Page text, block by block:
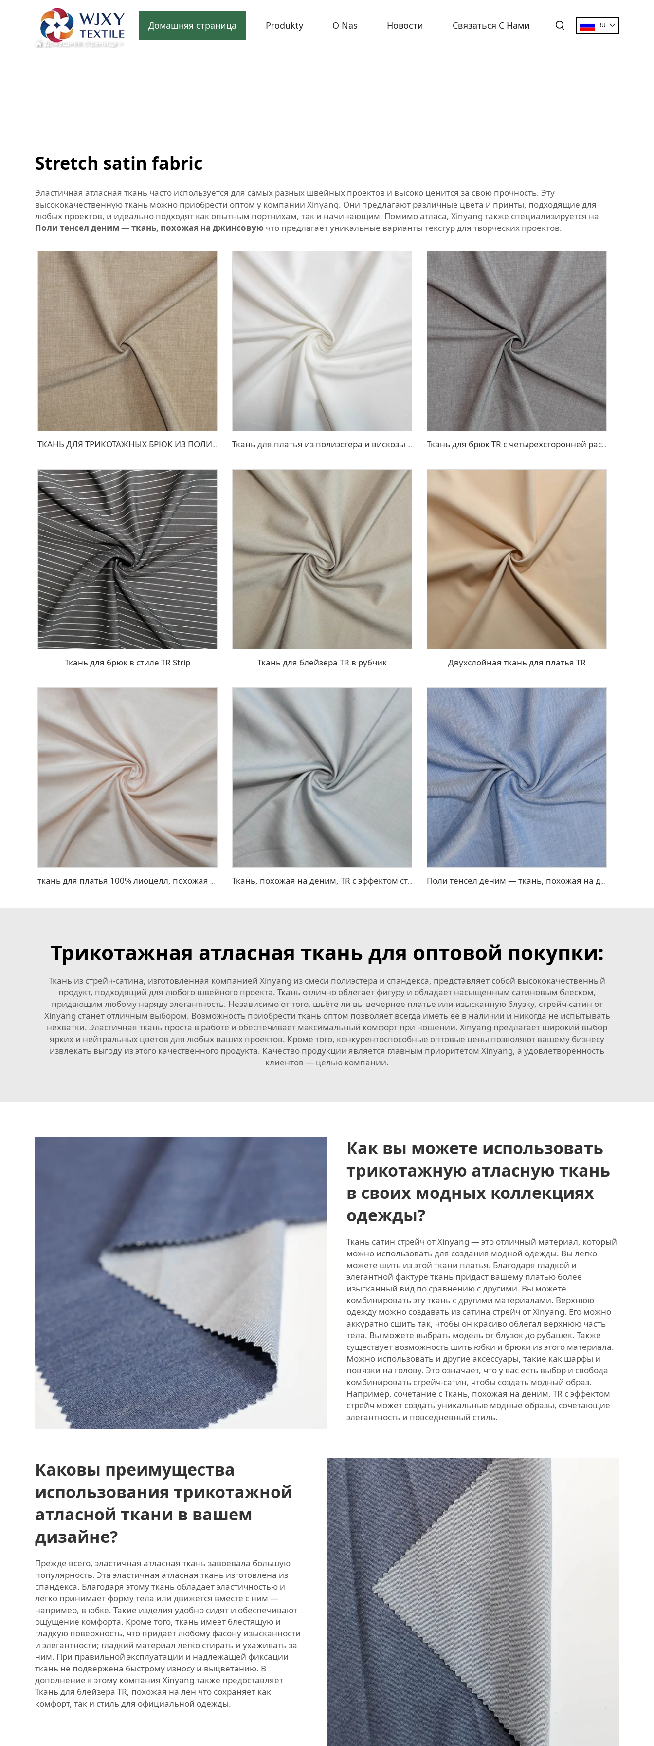
Домашняя страница Produkty O Nas Новости Связаться С Нами RU
Домашняя страница>
Stretch satin fabric
Эластичная атласная ткань часто используется для самых разных швейных проектов и высоко ценится за свою прочность. Эту
высококачественную ткань можно приобрести оптом у компании Xinyang. Они предлагают различные цвета и принты, подходящие для
любых проектов, и идеально подходят как опытным портнихам, так и начинающим. Помимо атласа, Xinyang также специализируется на
Поли тенсел деним — ткань, похожая на джинсовую что предлагает уникальные варианты текстур для творческих проектов.
ТКАНЬ ДЛЯ ТРИКОТАЖНЫХ БРЮК ИЗ ПОЛИЭСТЕРА И ВИСКОЗЫ Ткань для платья из полиэстера и вискозы с эффектом стрейч Ткань для брюк TR с четырехсторонней растяжкой
Ткань для брюк в стиле TR Strip Ткань для блейзера TR в рубчик Двухслойная ткань для платья TR
ткань для платья 100% лиоцелл, похожая на лен Ткань, похожая на деним, TR с эффектом стрейч Поли тенсел деним — ткань, похожая на джинсовую
Трикотажная атласная ткань для оптовой покупки:
Ткань из стрейч-сатина, изготовленная компанией Xinyang из смеси полиэстера и спандекса, представляет собой высококачественный
продукт, подходящий для любого швейного проекта. Ткань отлично облегает фигуру и обладает насыщенным сатиновым блеском,
придающим любому наряду элегантность. Независимо от того, шьёте ли вы вечернее платье или изысканную блузку, стрейч-сатин от
Xinyang станет отличным выбором. Возможность приобрести ткань оптом позволяет всегда иметь её в наличии и никогда не испытывать
нехватки. Эластичная ткань проста в работе и обеспечивает максимальный комфорт при ношении. Xinyang предлагает широкий выбор
ярких и нейтральных цветов для любых ваших проектов. Кроме того, конкурентоспособные оптовые цены позволяют вашему бизнесу
извлекать выгоду из этого качественного продукта. Качество продукции является главным приоритетом Xinyang, а удовлетворённость
клиентов — целью компании.
Как вы можете использовать
трикотажную атласную ткань
в своих модных коллекциях
одежды?
Ткань сатин стрейч от Xinyang — это отличный материал, который
можно использовать для создания модной одежды. Вы легко
можете шить из этой ткани платья. Благодаря гладкой и
элегантной фактуре ткань придаст вашему платью более
изысканный вид по сравнению с другими. Вы можете
комбинировать эту ткань с другими материалами. Верхнюю
одежду можно создавать из сатина стрейч от Xinyang. Его можно
аккуратно сшить так, чтобы он красиво облегал верхнюю часть
тела. Вы можете выбрать модель от блузок до рубашек. Также
существует возможность шить юбки и брюки из этого материала.
Можно использовать и другие аксессуары, такие как шарфы и
повязки на голову. Это означает, что у вас есть выбор и свобода
комбинировать стрейч-сатин, чтобы создать модный образ.
Например, сочетание сТкань, похожая на деним, TR с эффектом
стрейч может создать уникальные модные образы, сочетающие
элегантность и повседневный стиль.
Каковы преимущества
использования трикотажной
атласной ткани в вашем
дизайне?
Прежде всего, эластичная атласная ткань завоевала большую
популярность. Эта эластичная атласная ткань изготовлена из
спандекса. Благодаря этому ткань обладает эластичностью и
легко принимает форму тела или движется вместе с ним —
например, в юбке. Такие изделия удобно сидят и обеспечивают
ощущение комфорта. Кроме того, ткань имеет блестящую и
гладкую поверхность, что придаёт любому фасону изысканности
и элегантности; гладкий материал легко стирать и ухаживать за
ним. При правильной эксплуатации и надлежащей фиксации
ткань не подвержена быстрому износу и выцветанию. В
дополнение к этому компания Xinyang также предоставляет
Ткань для блейзера TR, похожая на лен что сохраняет как
комфорт, так и стиль для официальной одежды.